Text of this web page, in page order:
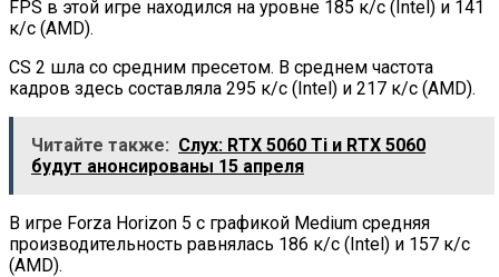
FPS в этой игре находился на уровне 185 к/с (Intel) и 141
к/с (AMD).
CS 2 шла со средним пресетом. В среднем частота
кадров здесь составляла 295 к/с (Intel) и 217 к/с (AMD).
Читайте также: Слух: RTX 5060 Ti и RTX 5060
будут анонсированы 15 апреля
В игре Forza Horizon 5 с графикой Medium средняя
производительность равнялась 186 к/с (Intel) и 157 к/с
(AMD).